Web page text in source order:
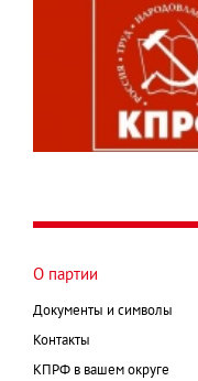
О партии
Документы и символы
Контакты
КПРФ в вашем округе